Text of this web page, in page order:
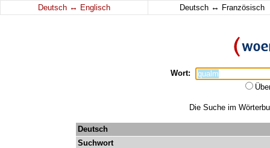
Deutsch ↔ Englisch Deutsch ↔ Französisch
Wort:
Die Suche im
Deutsch
Suchwort